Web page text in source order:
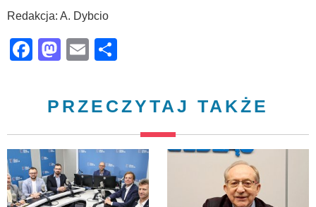
Redakcja: A. Dybcio
Facebook
Mastodon
Email
PRZECZYTAJ TAKŻE